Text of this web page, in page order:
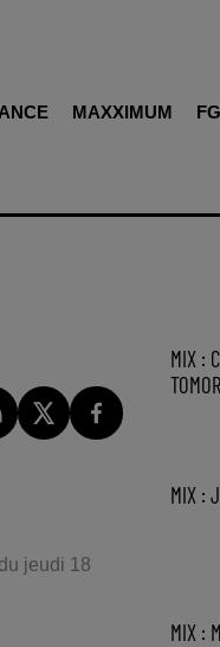
MAXXIMUM
jeudi 18
MIX :
MIX :
MIX :